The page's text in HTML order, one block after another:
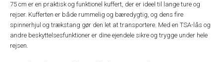
75 cm er en praktisk og funktionel kuffert, der er ideel til lange ture og
rejser. Kufferten er både rummelig og bæredygtig, og dens fire
spinnerhjul og trækstang gør den let at transportere. Med en TSA-lås og
andre beskyttelsesfunktioner er dine ejendele sikre og trygge under hele
rejsen.